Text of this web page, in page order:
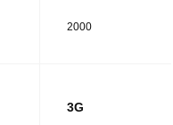
2000
3G